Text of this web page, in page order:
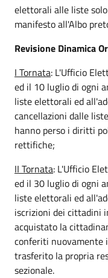
elettorali alle liste
manifesto all'Albo
Revisione Dinamica
I Tornata: L'Ufficio
ed il 10 luglio di ogni
liste elettorali ed
cancellazioni dalle
hanno perso i diritti
rettifiche;
II Tornata: L'Ufficio
ed il 30 luglio di ogni
liste elettorali ed
iscrizioni dei cittadini
acquistato la
conferiti nuovamente
trasferito la propria
sezionale.